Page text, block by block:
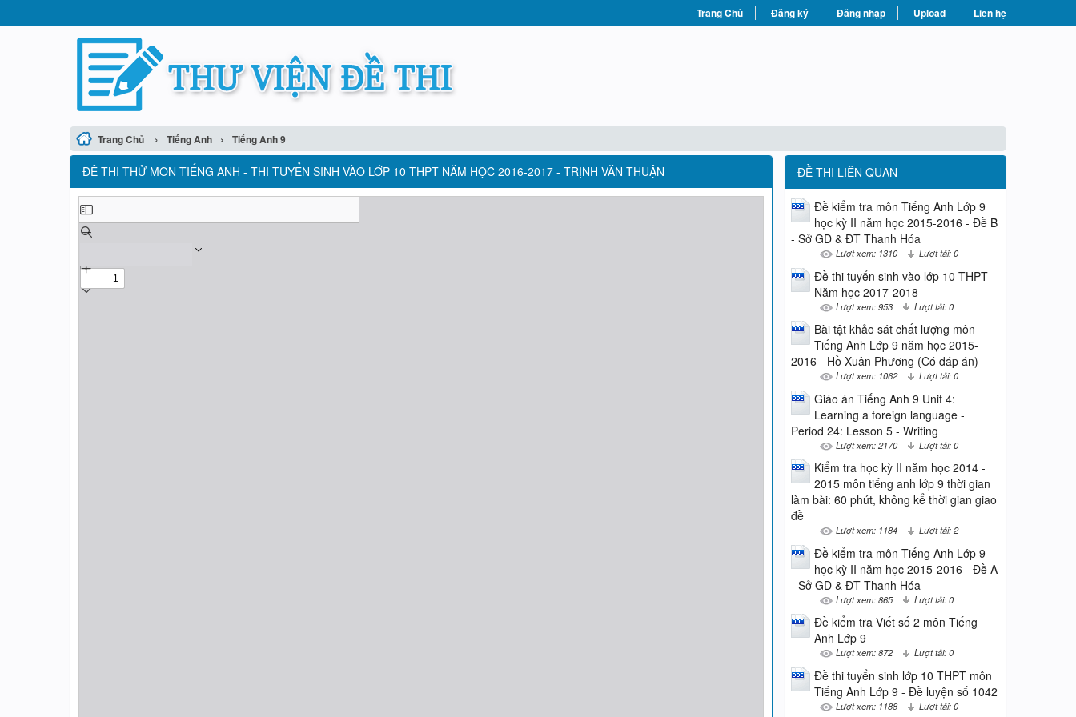
Trang Chủ Đăng ký Đăng nhập Upload Liên hệ
Trang Chủ › Tiếng Anh › Tiếng Anh 9
ĐÊ THI THỬ MÔN TIẾNG ANH - THI TUYỂN SINH VÀO LỚP 10 THPT NĂM HỌC 2016-2017 - TRỊNH VĂN THUẬN ĐỀ THI LIÊN QUAN
Đề kiểm tra môn Tiếng Anh Lớp 9
học kỳ II năm học 2015-2016 - Đề B
- Sở GD & ĐT Thanh Hóa
Lượt xem: 1310 Lượt tải: 0
Đề thi tuyển sinh vào lớp 10 THPT -
Năm học 2017-2018
Lượt xem: 953 Lượt tải: 0
Bài tật khảo sát chất lượng môn
Tiếng Anh Lớp 9 năm học 2015-
2016 - Hồ Xuân Phương (Có đáp án)
Lượt xem: 1062 Lượt tải: 0
Giáo án Tiếng Anh 9 Unit 4:
Learning a foreign language -
Period 24: Lesson 5 - Writing
Lượt xem: 2170 Lượt tải: 0
Kiểm tra học kỳ II năm học 2014 -
2015 môn tiếng anh lớp 9 thời gian
làm bài: 60 phút, không kể thời gian giao
đề
Lượt xem: 1184 Lượt tải: 2
Đề kiểm tra môn Tiếng Anh Lớp 9
học kỳ II năm học 2015-2016 - Đề A
- Sở GD & ĐT Thanh Hóa
Lượt xem: 865 Lượt tải: 0
Đề kiểm tra Viết số 2 môn Tiếng
Anh Lớp 9
Lượt xem: 872 Lượt tải: 0
Đề thi tuyển sinh lớp 10 THPT môn
Tiếng Anh Lớp 9 - Đề luyện số 1042
Lượt xem: 1188 Lượt tải: 0